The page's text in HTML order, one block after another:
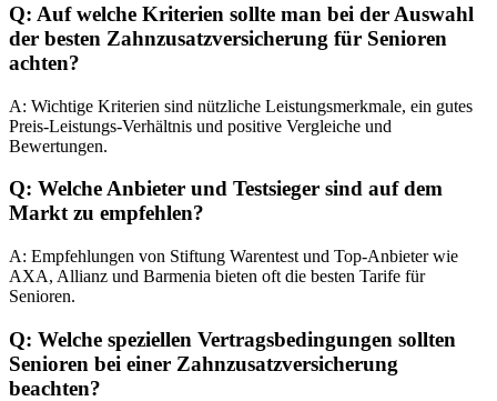
Q: Auf welche Kriterien sollte man bei der Auswahl
der besten Zahnzusatzversicherung für Senioren
achten?
A: Wichtige Kriterien sind nützliche Leistungsmerkmale, ein gutes
Preis-Leistungs-Verhältnis und positive Vergleiche und
Bewertungen.
Q: Welche Anbieter und Testsieger sind auf dem
Markt zu empfehlen?
A: Empfehlungen von Stiftung Warentest und Top-Anbieter wie
AXA, Allianz und Barmenia bieten oft die besten Tarife für
Senioren.
Q: Welche speziellen Vertragsbedingungen sollten
Senioren bei einer Zahnzusatzversicherung
beachten?